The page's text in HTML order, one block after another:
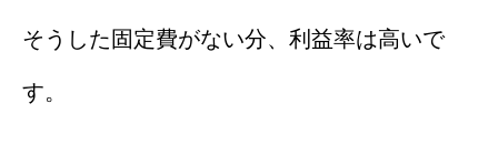
そうした固定費がない分、利益率は高いで
す。